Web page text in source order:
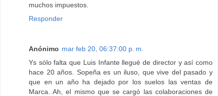
muchos impuestos.
Responder
Anónimo mar feb 20, 06:37:00 p. m.
Ys sólo falta que Luis Infante llegué de director y así como
hace 20 años. Sopeña es un iluso, que vive del pasado y
que en un año ha dejado por los suelos las ventas de
Marca. Ah, el mismo que se cargó las colaboraciones de